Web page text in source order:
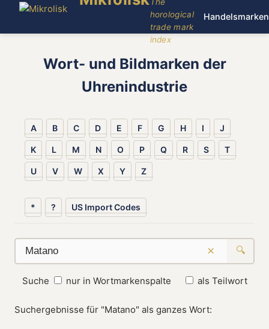
horological
trade mark
index
Handelsmarken
Wort- und Bildmarken der
Uhrenindustrie
A B C D E F G H I J
K L M N O P Q R S T
U V W X Y Z
* ? US Import Codes
× 🔍
Suche nur in Wortmarkenspalte als Teilwort
Suchergebnisse für "Matano" als ganzes Wort: